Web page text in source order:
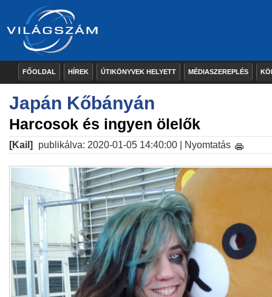
FŐOLDAL HÍREK ÚTIKÖNYVEK HELYETT MÉDIASZEREPLÉS
Japán Kőbányán
Harcosok és ingyen ölelők
[Kail] publikálva: 2020-01-05 14:40:00 | Nyomtatás